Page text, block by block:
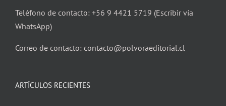
Teléfono de contacto: +56 9 4421 5719 (Escribir vía
WhatsApp)
Correo de contacto: contacto@polvoraeditorial.cl
ARTÍCULOS RECIENTES